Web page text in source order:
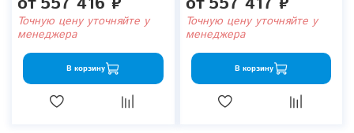
Точную цену уточняйте у
менеджера
В корзину
Точную цену уточняйте у
менеджера
В корзину